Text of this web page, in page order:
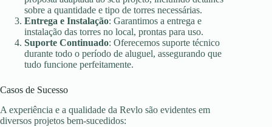
sobre a quantidade e tipo de torres necessárias.
Entrega e Instalação: Garantimos a entrega e
instalação das torres no local, prontas para uso.
Suporte Continuado: Oferecemos suporte técnico
durante todo o período de aluguel, assegurando que
tudo funcione perfeitamente.
Casos de Sucesso
A experiência e a qualidade da Revlo são evidentes em
diversos projetos bem-sucedidos: